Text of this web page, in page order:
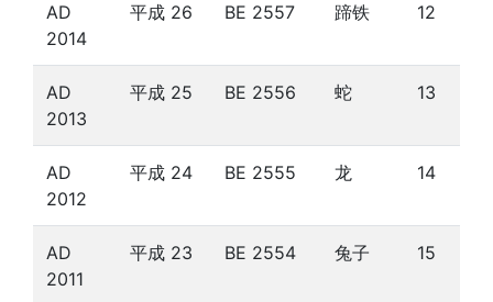
AD
2014
平成 26 BE 2557 蹄铁 12
AD
2013
平成 25 BE 2556 蛇 13
AD
2012
平成 24 BE 2555 龙 14
AD
2011
平成 23 BE 2554 兔子 15